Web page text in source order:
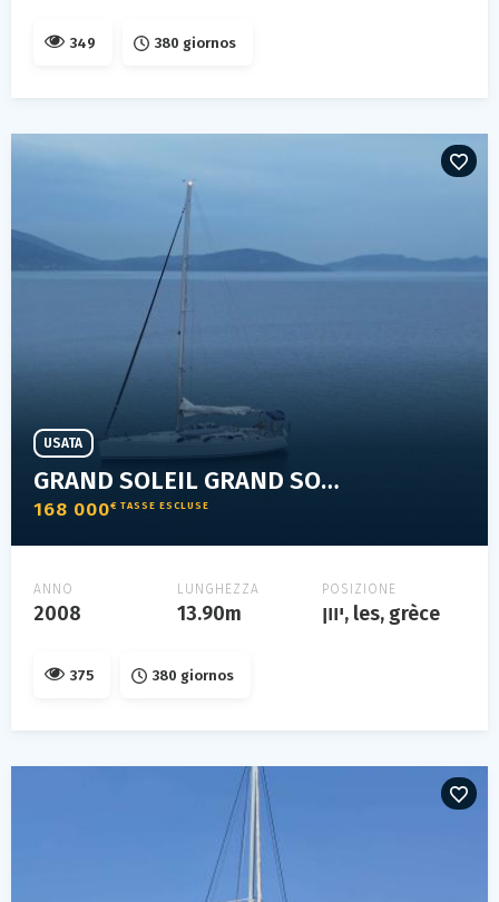
349 380 giornos
GRAND SOLEIL GRAND SOLEIL 45
168 000€ TASSE ESCLUSE
USATA
ANNO
2008
LUNGHEZZA
13.90m
POSIZIONE
יוון, les, grèce
375 380 giornos